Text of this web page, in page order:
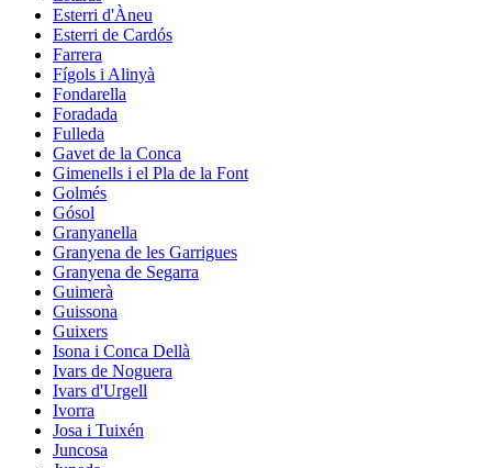
Esterri d'Àneu
Esterri de Cardós
Farrera
Fígols i Alinyà
Fondarella
Foradada
Fulleda
Gavet de la Conca
Gimenells i el Pla de la Font
Golmés
Gósol
Granyanella
Granyena de les Garrigues
Granyena de Segarra
Guimerà
Guissona
Guixers
Isona i Conca Dellà
Ivars de Noguera
Ivars d'Urgell
Ivorra
Josa i Tuixén
Juncosa